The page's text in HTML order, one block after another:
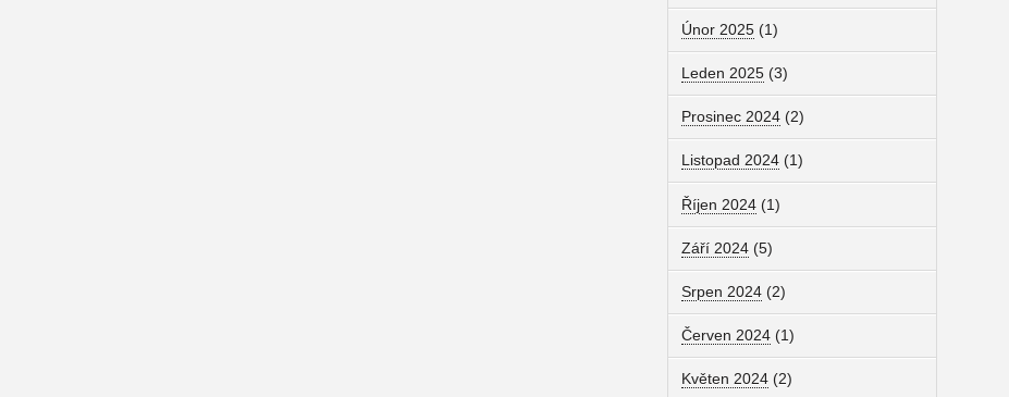
Únor 2025(1)
Leden 2025(3)
Prosinec 2024(2)
Listopad 2024(1)
Říjen 2024(1)
Září 2024(5)
Srpen 2024(2)
Červen 2024(1)
Květen 2024(2)